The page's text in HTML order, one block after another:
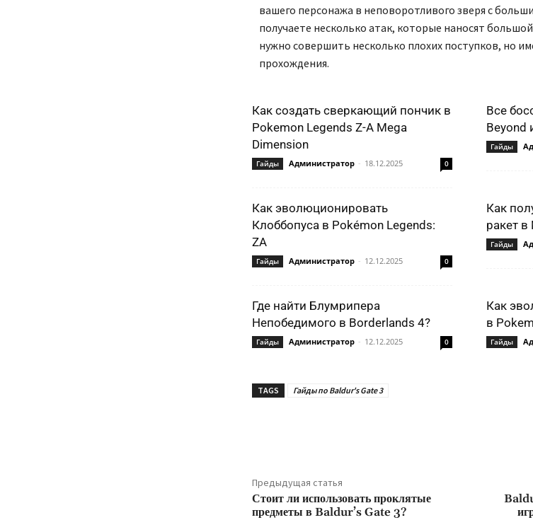
вашего персонажа в неповоротливого зверя с
получаете несколько атак, которые наносят
нужно совершить несколько плохих поступков, но
прохождения.
Как создать сверкающий пончик в
Pokemon Legends Z-A Mega
Dimension
Гайды Администратор - 18.12.2025 0
Все
Beyond
Гайды
Как эволюционировать
Клоббопуса в Pokémon Legends:
ZA
Гайды Администратор - 12.12.2025 0
Как
ракет
Гайды
Где найти Блумрипера
Непобедимого в Borderlands 4?
Гайды Администратор - 12.12.2025 0
Как
в
Гайды
TAGS Гайды по Baldur's Gate 3
Предыдущая статья
Стоит ли использовать проклятые
предметы в Baldur’s Gate 3?